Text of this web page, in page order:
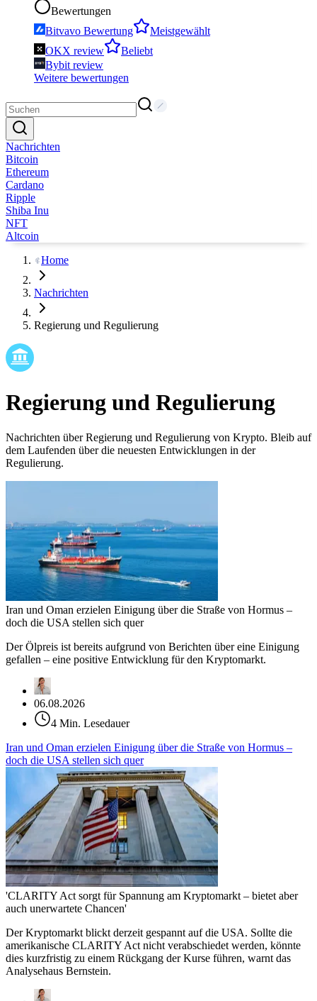
Bewertungen
Bitvavo Bewertung
Meistgewählt
OKX review
Beliebt
Bybit review
Weitere bewertungen
Nachrichten
Bitcoin
Ethereum
Cardano
Ripple
Shiba Inu
NFT
Altcoin
Home
Nachrichten
Regierung und Regulierung
Regierung und Regulierung
Nachrichten über Regierung und Regulierung von Krypto. Bleib auf
dem Laufenden über die neuesten Entwicklungen in der
Regulierung.
Iran und Oman erzielen Einigung über die Straße von Hormus –
doch die USA stellen sich quer
Der Ölpreis ist bereits aufgrund von Berichten über eine Einigung
gefallen – eine positive Entwicklung für den Kryptomarkt.
06.08.2026
4 Min. Lesedauer
Iran und Oman erzielen Einigung über die Straße von Hormus –
doch die USA stellen sich quer
'CLARITY Act sorgt für Spannung am Kryptomarkt – bietet aber
auch unerwartete Chancen'
Der Kryptomarkt blickt derzeit gespannt auf die USA. Sollte die
amerikanische CLARITY Act nicht verabschiedet werden, könnte
dies kurzfristig zu einem Rückgang der Kurse führen, warnt das
Analysehaus Bernstein.